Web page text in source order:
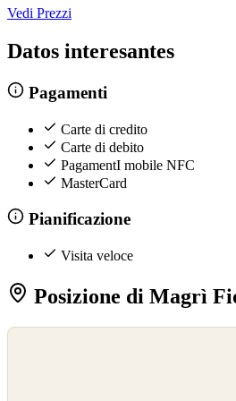
Vedi Prezzi
Datos interesantes
Pagamenti
Carte di credito
Carte di debito
PagamentI mobile NFC
MasterCard
Pianificazione
Visita veloce
Posizione di Magrì